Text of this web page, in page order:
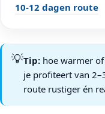
10-12 dagen route
💡Tip: hoe warmer
je profiteert van
route rustiger én